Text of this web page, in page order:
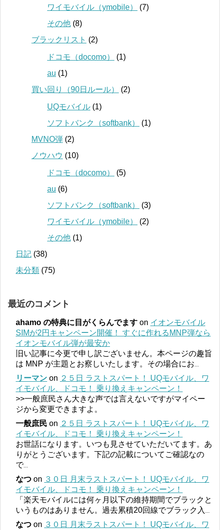
ワイモバイル（ymobile）
(7)
その他 (8)
ブラックリスト (2)
ドコモ（docomo）
(1)
au (1)
買い回り（90日ルール）
(2)
UQモバイル (1)
ソフトバンク（softbank）
(1)
MVNO弾 (2)
ノウハウ (10)
ドコモ（docomo）
(5)
au (6)
ソフトバンク（softbank）
(3)
ワイモバイル（ymobile）
(2)
その他 (1)
日記 (38)
未分類 (75)
最近のコメント
ahamo の特典に目がくらんでます on イオンモバイル
SIMが2円キャンペーン開催！ すぐに作れるMNP弾なら
イオンモバイル弾が最安か
旧い記事に今更で申し訳ございません。本ページの趣旨
は MNP が主題とお察しいたします。その場合にお
リーマン on ２５日 ラストスパート！ UQモバイル、ワ
イモバイル、ドコモ！ 乗り換えキャンペーン！
>>一般庶民さん大きな声では言えないですがマイペー
ジから変更できますよ。
一般庶民 on ２５日 ラストスパート！ UQモバイル、ワ
イモバイル、ドコモ！ 乗り換えキャンペーン！
お世話になります。いつも見させていただいてます。あ
りがとうございます。下記の記載についてご確認なの
で...
なつ on ３０日 月末ラストスパート！ UQモバイル、ワ
イモバイル、ドコモ！ 乗り換えキャンペーン！
「楽天モバイルには何ヶ月以下の維持期間でブラックと
いうものはありません。過去累積20回線でブラック入
なつ on ３０日 月末ラストスパート！ UQモバイル、ワ